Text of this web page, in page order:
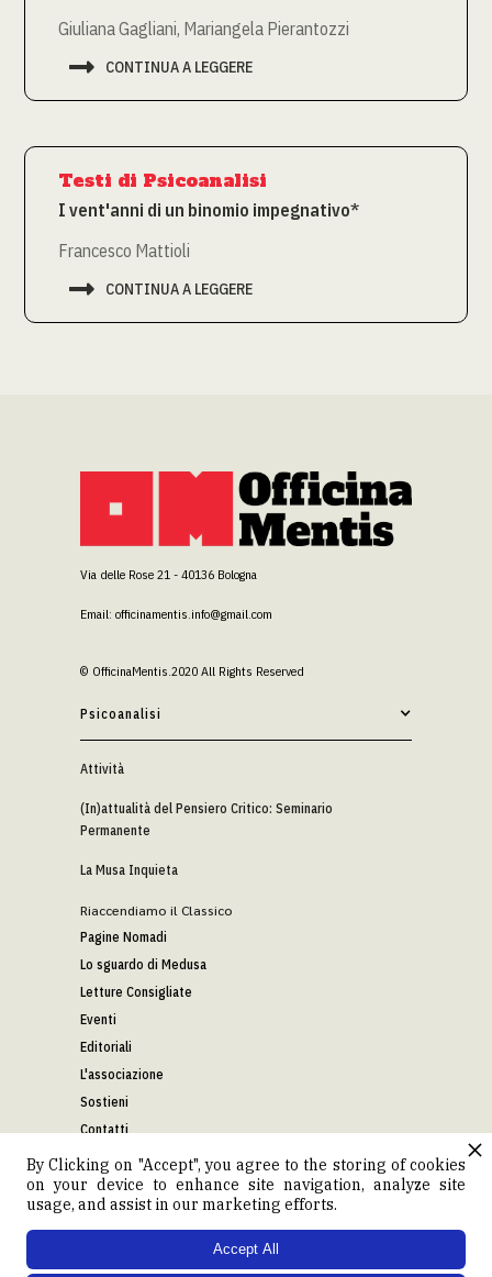
Giuliana Gagliani, Mariangela Pierantozzi
 CONTINUA A LEGGERE
Testi di Psicoanalisi
I vent'anni di un binomio impegnativo*
Francesco Mattioli
 CONTINUA A LEGGERE
Via delle Rose 21 - 40136 Bologna
Email: officinamentis.info@gmail.com
© OfficinaMentis.2020 All Rights Reserved
Psicoanalisi
Attività
(In)attualità del Pensiero Critico: Seminario
Permanente
La Musa Inquieta
Riaccendiamo il Classico
Pagine Nomadi
Lo sguardo di Medusa
Letture Consigliate
Eventi
Editoriali
L'associazione
Sostieni
Contatti
Seguici
FACEBOOK
By Clicking on "Accept", you agree to the storing of cookies
on your device to enhance site navigation, analyze site
usage, and assist in our marketing efforts.
Accept All